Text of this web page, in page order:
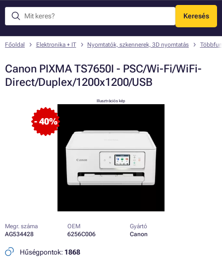
Keresés
Menü
Főoldal Elektronika + IT Nyomtatók, szkennerek, 3D nyomtatás
Canon PIXMA TS7650I - PSC/Wi-Fi/WiFi-
Direct/Duplex/1200x1200/USB
- 40%
Illusztrációs kép
Megr. száma
AG534428
OEM
6256C006
Gyártó
Canon
Hűségpontok: 1868